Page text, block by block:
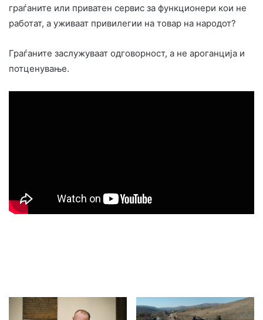
граѓаните или приватен сервис за функционери кои не
работат, а уживаат привилегии на товар на народот?
Граѓаните заслужуваат одговорност, а не ароганција и
потценување.